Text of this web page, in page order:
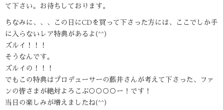
て下さい。お待ちしております。
ちなみに、、、この日にCDを買って下さった方には、ここでしか手
に入らないレア特典があるよ(^^)
ズルイ！！！
そうなんです。
ズルイの！！！
でもこの特典はプロデューサーの藤井さんが考えて下さった、ファ
ンの皆さまが絶対よろこぶ○○○○ー！です！
当日の楽しみが増えましたね(^^)